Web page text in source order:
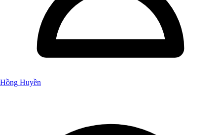
Hồng Huyền